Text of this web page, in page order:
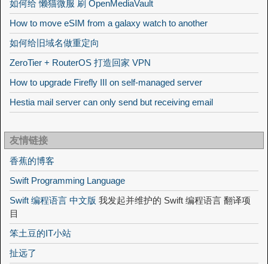
如何给 懒猫微服 刷 OpenMediaVault
How to move eSIM from a galaxy watch to another
如何给旧域名做重定向
ZeroTier + RouterOS 打造回家 VPN
How to upgrade Firefly III on self-managed server
Hestia mail server can only send but receiving email
友情链接
香蕉的博客
Swift Programming Language
Swift 编程语言 中文版 我发起并维护的 Swift 编程语言 翻译项
目
笨土豆的IT小站
扯远了